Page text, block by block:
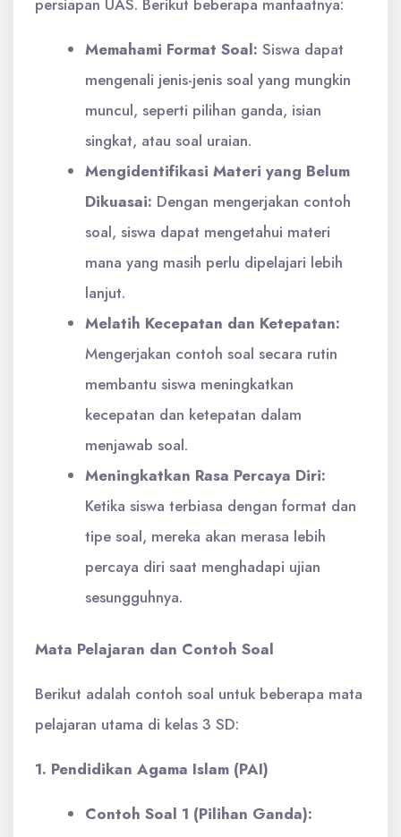
persiapan UAS. Berikut beberapa manfaatnya:
Memahami Format Soal: Siswa dapat
mengenali jenis-jenis soal yang mungkin
muncul, seperti pilihan ganda, isian
singkat, atau soal uraian.
Mengidentifikasi Materi yang Belum
Dikuasai: Dengan mengerjakan contoh
soal, siswa dapat mengetahui materi
mana yang masih perlu dipelajari lebih
lanjut.
Melatih Kecepatan dan Ketepatan:
Mengerjakan contoh soal secara rutin
membantu siswa meningkatkan
kecepatan dan ketepatan dalam
menjawab soal.
Meningkatkan Rasa Percaya Diri:
Ketika siswa terbiasa dengan format dan
tipe soal, mereka akan merasa lebih
percaya diri saat menghadapi ujian
sesungguhnya.
Mata Pelajaran dan Contoh Soal
Berikut adalah contoh soal untuk beberapa mata
pelajaran utama di kelas 3 SD:
1. Pendidikan Agama Islam (PAI)
Contoh Soal 1 (Pilihan Ganda):